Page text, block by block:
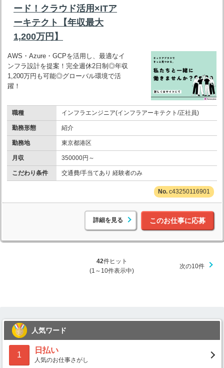
ード！クラウド活用×ITア
ーキテクト【年収最大
1,200万円】
AWS・Azure・GCPを活用し、最適なイ
ンフラ設計を提案！完全週休2日制◎年収
1,200万円も可能◎グローバル環境で活
躍！
職種 インフラエンジニア(インフラアーキテクト/正社員)
勤務形態 紹介
勤務地 東京都港区
月収 350000円～
こだわり条件 交通費/手当てあり 経験者のみ
c43250116901
詳細を見る このお仕事に応募
42件ヒット
(1～10件表示中)
次の10件
人気ワード
1
日払い
人気のお仕事さがし